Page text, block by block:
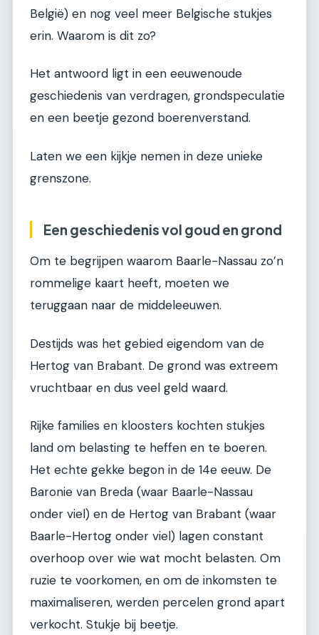
België) en nog veel meer Belgische stukjes
erin. Waarom is dit zo?
Het antwoord ligt in een eeuwenoude
geschiedenis van verdragen, grondspeculatie
en een beetje gezond boerenverstand.
Laten we een kijkje nemen in deze unieke
grenszone.
Een geschiedenis vol goud en grond
Om te begrijpen waarom Baarle-Nassau zo’n
rommelige kaart heeft, moeten we
teruggaan naar de middeleeuwen.
Destijds was het gebied eigendom van de
Hertog van Brabant. De grond was extreem
vruchtbaar en dus veel geld waard.
Rijke families en kloosters kochten stukjes
land om belasting te heffen en te boeren.
Het echte gekke begon in de 14e eeuw. De
Baronie van Breda (waar Baarle-Nassau
onder viel) en de Hertog van Brabant (waar
Baarle-Hertog onder viel) lagen constant
overhoop over wie wat mocht belasten. Om
ruzie te voorkomen, en om de inkomsten te
maximaliseren, werden percelen grond apart
verkocht. Stukje bij beetje.